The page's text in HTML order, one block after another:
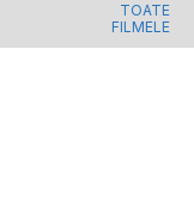
TOATE
FILMELE